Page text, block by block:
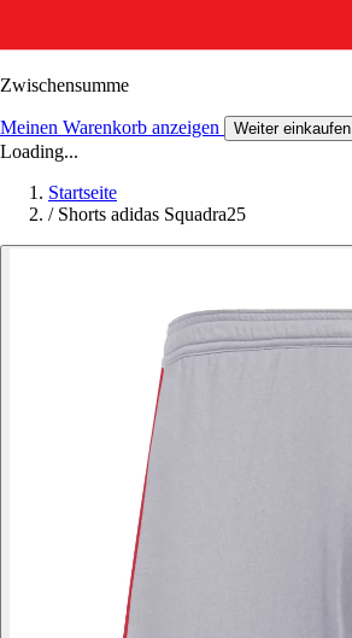
Zwischensumme
Meinen Warenkorb anzeigen Weiter einkaufen
Loading...
Startseite
/ Shorts adidas Squadra25